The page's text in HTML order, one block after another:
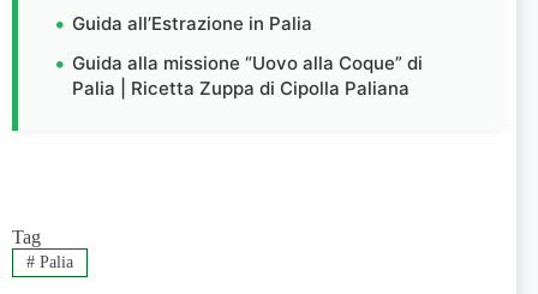
Guida all’Estrazione in Palia
Guida alla missione “Uovo alla Coque” di
Palia | Ricetta Zuppa di Cipolla Paliana
Tag
#Palia